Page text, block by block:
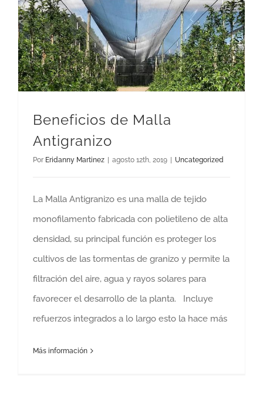
Beneficios de Malla
Antigranizo
Por Eridanny Martinez agosto 12th, 2019 Uncategorized
La Malla Antigranizo es una malla de tejido
monofilamento fabricada con polietileno de alta
densidad, su principal función es proteger los
cultivos de las tormentas de granizo y permite la
filtración del aire, agua y rayos solares para
favorecer el desarrollo de la planta. Incluye
refuerzos integrados a lo largo esto la hace más
Más información